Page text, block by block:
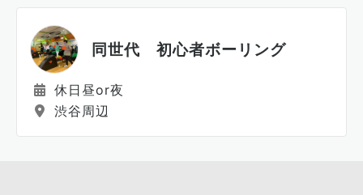
同世代 初心者ボーリング
休日昼or夜
渋谷周辺